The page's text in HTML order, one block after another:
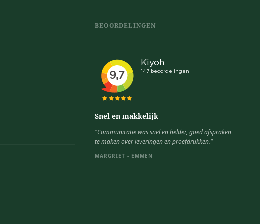
BEOORDELINGEN
Snel en makkelijk
"Communicatie was snel en helder, goed afspraken
te maken over leveringen en proefdrukken."
MARGRIET - EMMEN